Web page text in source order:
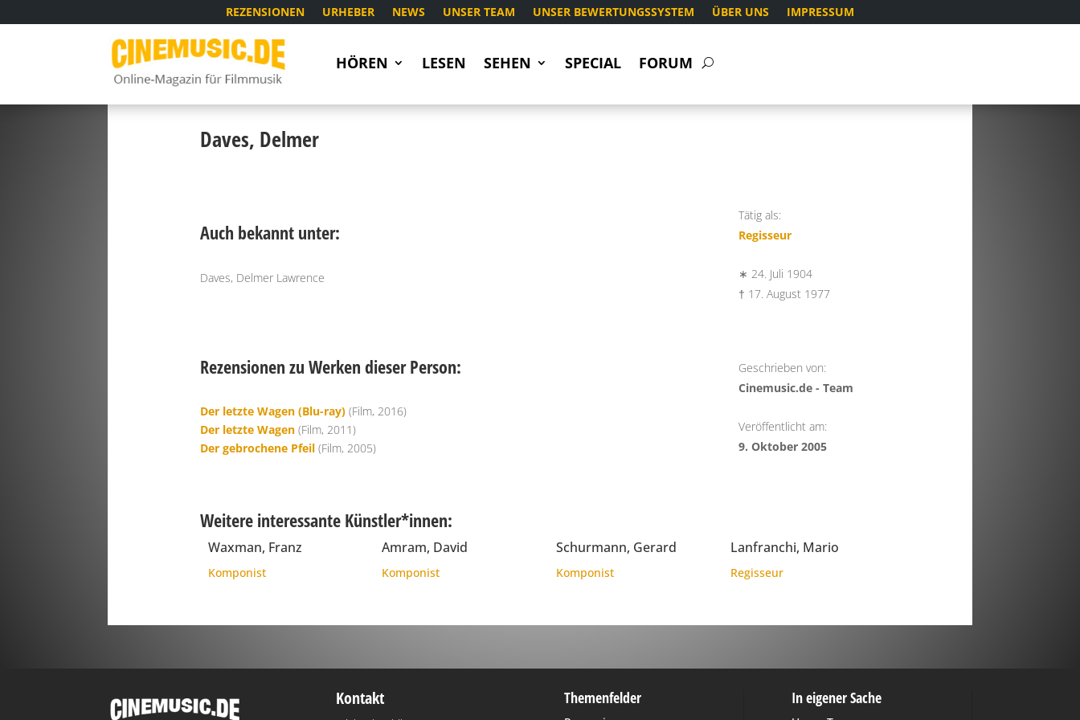
REZENSIONEN URHEBER NEWS UNSER TEAM UNSER BEWERTUNGSSYSTEM ÜBER UNS IMPRESSUM
HÖREN LESEN SEHEN SPECIAL FORUM
Daves, Delmer
Auch bekannt unter:
Daves, Delmer Lawrence
Tätig als:
Regisseur
∗ 24. Juli 1904
† 17. August 1977
Rezensionen zu Werken dieser Person:
Der letzte Wagen (Blu-ray)(Film, 2016)
Der letzte Wagen(Film, 2011)
Der gebrochene Pfeil(Film, 2005)
Geschrieben von:
Cinemusic.de - Team
Veröffentlicht am:
9. Oktober 2005
Weitere interessante Künstler*innen:
Waxman, Franz
Komponist
Amram, David
Komponist
Schurmann, Gerard
Komponist
Lanfranchi, Mario
Regisseur
Kontakt Themenfelder In eigener Sache